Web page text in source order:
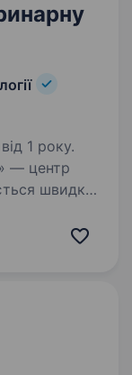
1 року.
— центр
швидка